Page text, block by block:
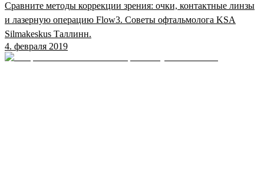
Сравните методы коррекции зрения: очки, контактные линзы
и лазерную операцию Flow3. Советы офтальмолога KSA
Silmakeskus Таллинн.
4. февраля 2019